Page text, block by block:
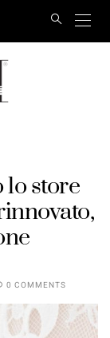
lo store
0 COMMENTS